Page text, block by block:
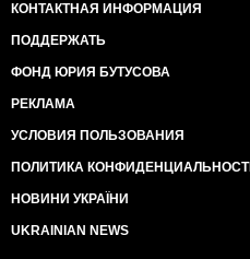
КОНТАКТНАЯ ИНФОРМАЦИЯ
ПОДДЕРЖАТЬ
ФОНД ЮРИЯ БУТУСОВА
РЕКЛАМА
УСЛОВИЯ ПОЛЬЗОВАНИЯ
ПОЛИТИКА
НОВИНИ УКРАЇНИ
UKRAINIAN NEWS